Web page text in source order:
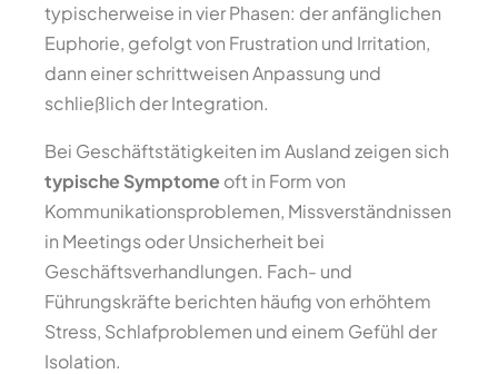
typischerweise in vier Phasen: der anfänglichen
Euphorie, gefolgt von Frustration und Irritation,
dann einer schrittweisen Anpassung und
schließlich der Integration.
Bei Geschäftstätigkeiten im Ausland zeigen sich
typische Symptome oft in Form von
Kommunikationsproblemen, Missverständnissen
in Meetings oder Unsicherheit bei
Geschäftsverhandlungen. Fach- und
Führungskräfte berichten häufig von erhöhtem
Stress, Schlafproblemen und einem Gefühl der
Isolation.